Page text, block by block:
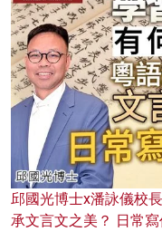
邱國光博士x潘詠儀校
承文言文之美？ 日常